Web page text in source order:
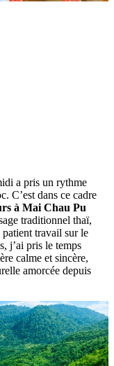
a pris un rythme
C’est dans ce cadre
à Mai Chau Pu
traditionnel thaï,
patient travail sur le
j’ai pris le temps
calme et sincère,
amorcée depuis